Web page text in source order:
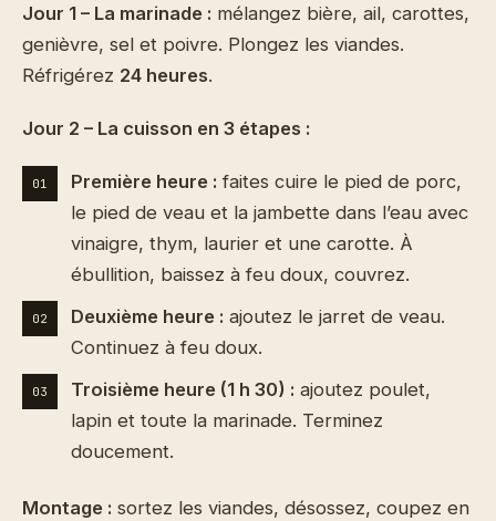
Jour 1 – La marinade : mélangez bière, ail, carottes,
genièvre, sel et poivre. Plongez les viandes.
Réfrigérez 24 heures.
Jour 2 – La cuisson en 3 étapes :
Première heure : faites cuire le pied de porc,
le pied de veau et la jambette dans l’eau avec
vinaigre, thym, laurier et une carotte. À
ébullition, baissez à feu doux, couvrez.
Deuxième heure : ajoutez le jarret de veau.
Continuez à feu doux.
Troisième heure (1 h 30) : ajoutez poulet,
lapin et toute la marinade. Terminez
doucement.
Montage : sortez les viandes, désossez, coupez en